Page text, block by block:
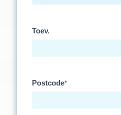
Toev.
Postcode*